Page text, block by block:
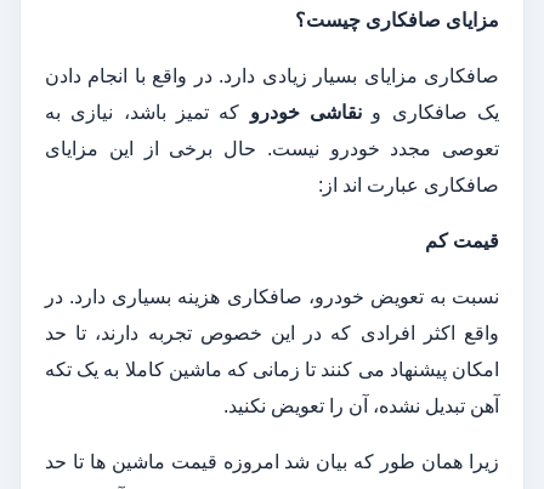
مزایای صافکاری چیست؟
صافکاری مزایای بسیار زیادی دارد. در واقع با انجام دادن
یک صافکاری و نقاشی خودرو که تمیز باشد، نیازی به
تعوصی مجدد خودرو نیست. حال برخی از این مزایای
صافکاری عبارت اند از:
قیمت کم
نسبت به تعویض خودرو، صافکاری هزینه بسیاری دارد. در
واقع اکثر افرادی که در این خصوص تجربه دارند، تا حد
امکان پیشنهاد می کنند تا زمانی که ماشین کاملا به یک تکه
آهن تبدیل نشده، آن را تعویض نکنید.
زیرا همان طور که بیان شد امروزه قیمت ماشین ها تا حد